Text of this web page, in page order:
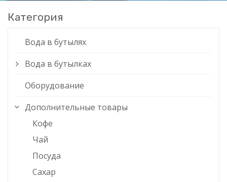
Категория
Вода в бутылях
Вода в бутылках
Оборудование
Дополнительные товары
Кофе
Чай
Посуда
Сахар